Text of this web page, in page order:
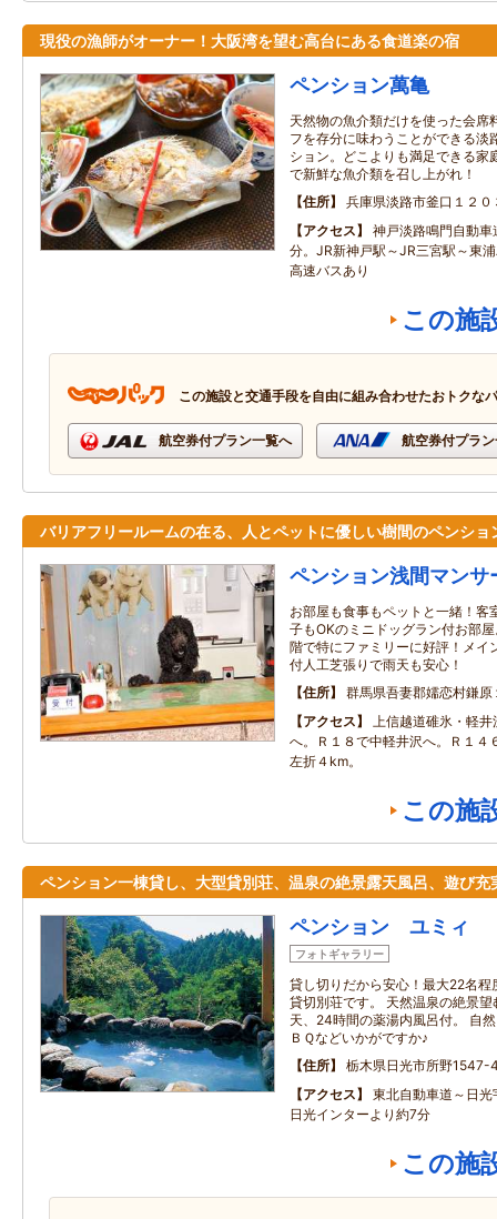
現役の漁師がオーナー！大阪湾を望む高台にある食道楽の宿
ペンション萬亀
天然物の魚介類だけを使った会席
フを存分に味わうことができる淡
ション。どこよりも満足できる家
で新鮮な魚介類を召し上がれ！
住所
兵庫県淡路市釜口１２０
アクセス
神戸淡路鳴門自動
分。JR新神戸駅～JR三宮駅～東
高速バスあり
この施
この施設と交通手段を自由に組み合わせたおトクな
航空券付プラン一覧へ 航空券付プラ
バリアフリールームの在る、人とペットに優しい樹間のペンショ
ペンション浅間マンサ
お部屋も食事もペットと一緒！客
子もOKのミニドッグラン付お部
階で特にファミリーに好評！メイ
付人工芝張りで雨天も安心！
住所
群馬県吾妻郡嬬恋村鎌原
アクセス
上信越道碓氷・軽
へ。Ｒ１８で中軽井沢へ。Ｒ１４
左折４km。
この施
ペンション一棟貸し、大型貸別荘、温泉の絶景露天風呂、遊び充
ペンション ユミィ
フォトギャラリー
貸し切りだから安心！最大22名
貸切別荘です。 天然温泉の絶景
天、24時間の薬湯内風呂付。 自
ＢＱなどいかがですか♪
住所
栃木県日光市所野1547-
アクセス
東北自動車道～日
日光インターより約7分
この施